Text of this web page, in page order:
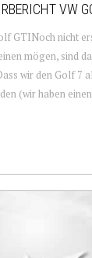
VW
GTINoch nicht
mögen, sind
wir den Golf 7
(wir haben